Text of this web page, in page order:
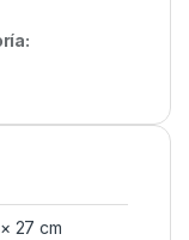
27 cm